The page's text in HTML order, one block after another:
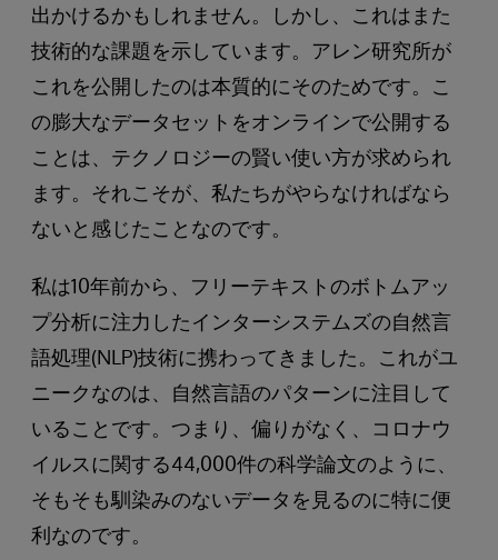
出かけるかもしれません。しかし、これはまた
技術的な課題を示しています。アレン研究所が
これを公開したのは本質的にそのためです。こ
の膨大なデータセットをオンラインで公開する
ことは、テクノロジーの賢い使い方が求められ
ます。それこそが、私たちがやらなければなら
ないと感じたことなのです。
私は10年前から、フリーテキストのボトムアッ
プ分析に注力したインターシステムズの自然言
語処理(NLP)技術に携わってきました。これがユ
ニークなのは、自然言語のパターンに注目して
いることです。つまり、偏りがなく、コロナウ
イルスに関する44,000件の科学論文のように、
そもそも馴染みのないデータを見るのに特に便
利なのです。